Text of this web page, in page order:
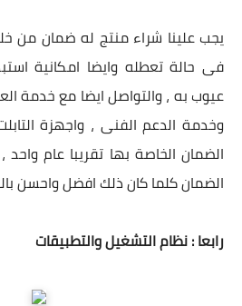
يجب علينا شراء منتج له ضمان من
فى حالة تعطله وايضا امكانية
وخدمة الدعم الفنى ، واجهزة
الضمان الخاصة بها تقريبا عام واحد
الضمان كلما كان ذلك افضل واحسن
رابعا : نظام التشغيل والتطبيقات